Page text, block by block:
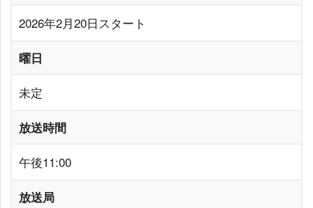
2026年2月20日スタート
曜日
未定
放送時間
午後11:00
放送局